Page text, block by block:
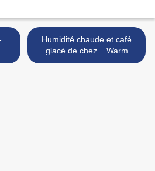
Humidité chaude et café
glacé de chez... Warm
humidity an iced coffe